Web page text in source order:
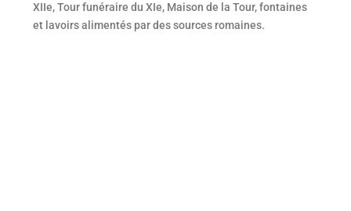
XIIe, Tour funéraire du XIe, Maison de la Tour, fontaines
et lavoirs alimentés par des sources romaines.